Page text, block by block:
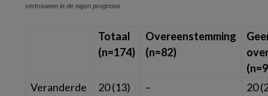
vertrouwen in de eigen prognose
Totaal
(n=174)
Overeenstemming
(n=82)
Veranderde
20 (13) – 20